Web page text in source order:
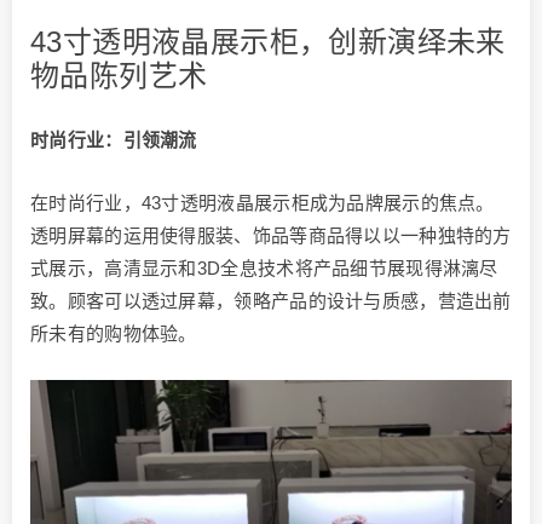
43寸透明液晶展示柜，创新演绎未来
物品陈列艺术
时尚行业：引领潮流
在时尚行业，43寸透明液晶展示柜成为品牌展示的焦点。
透明屏幕的运用使得服装、饰品等商品得以以一种独特的方
式展示，高清显示和3D全息技术将产品细节展现得淋漓尽
致。顾客可以透过屏幕，领略产品的设计与质感，营造出前
所未有的购物体验。